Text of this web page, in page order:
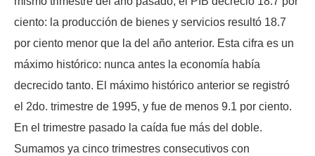
ciento: la producción de bienes y servicios resultó 18.7
por ciento menor que la del año anterior. Esta cifra es un
máximo histórico: nunca antes la economía había
decrecido tanto. El máximo histórico anterior se registró
el 2do. trimestre de 1995, y fue de menos 9.1 por ciento.
En el trimestre pasado la caída fue más del doble.
Sumamos ya cinco trimestres consecutivos con